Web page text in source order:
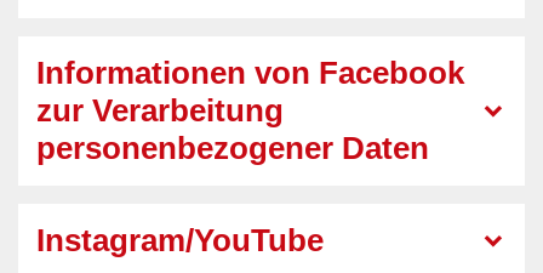
Informationen von Facebook
zur Verarbeitung
personenbezogener Daten
Instagram/YouTube